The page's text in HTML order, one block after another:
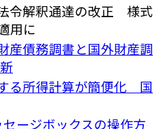
令解釈通達の改正 様式
用に
産債務調書と国外財産調
る所得計算が簡便化 国
ージボックスの操作方